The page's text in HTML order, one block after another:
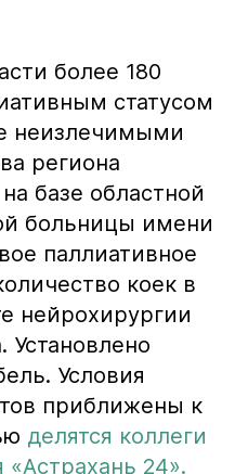
более 180
статусом
неизлечимыми
региона
базе областной
больницы имени
паллиативное
коек в
нейрохирургии
Установлено
Условия
приближены к
делятся коллеги
«Астрахань 24».